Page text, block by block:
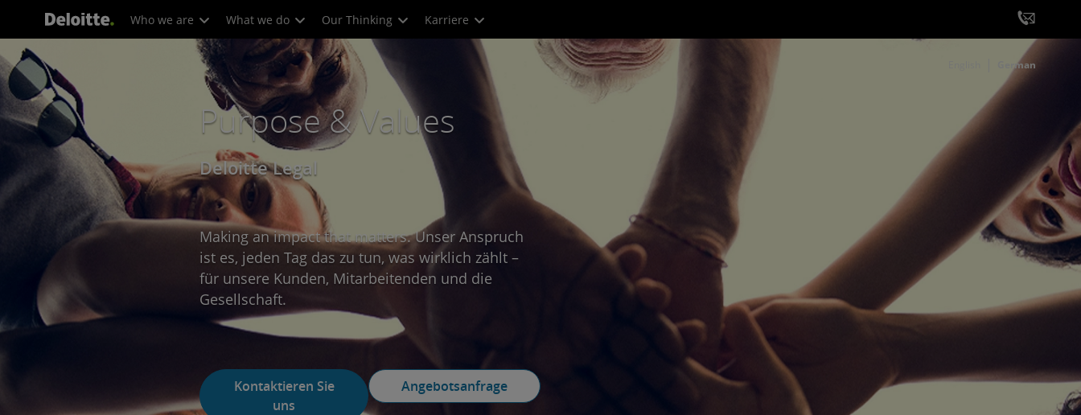
Who we are What we do Our Thinking Karriere
German
Purpose & Values
Deloitte Legal
Making an impact that matters. Unser Anspruch
ist es, jeden Tag das zu tun, was wirklich zählt –
für unsere Kunden, Mitarbeitenden und die
Gesellschaft.
Kontaktieren Sie
uns
Angebotsanfrage